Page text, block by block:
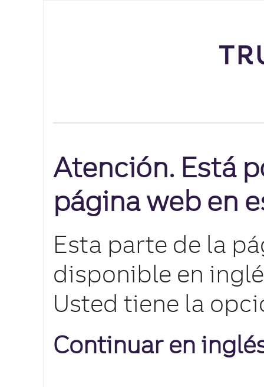
Atención. Está
página web en
Esta parte de la
disponible en
Usted tiene la
Continuar en